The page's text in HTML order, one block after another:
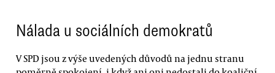
Nálada u sociálních demokratů
V SPD jsou z výše uvedených důvodů na jednu stranu